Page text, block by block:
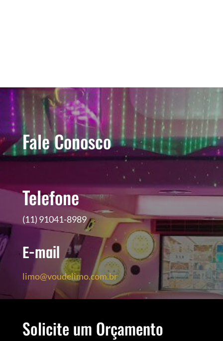
Fale Conosco
Telefone
(11) 91041-8989
E-mail
limo@voudelimo.com.br
Solicite um Orçamento